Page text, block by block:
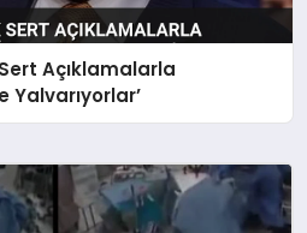
Açıklamalarla
Yalvarıyorlar’